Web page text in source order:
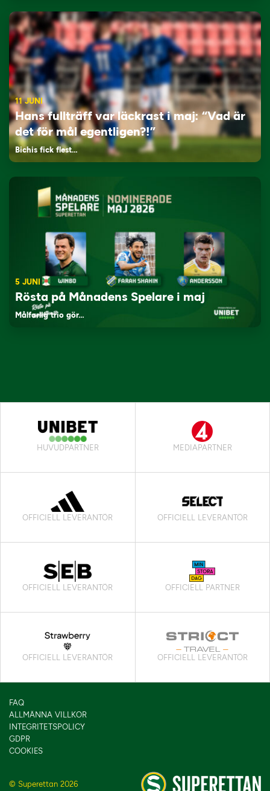
11 JUNI
Hans fullträff var läckrast i maj: “Vad är
det för mål egentligen?!”
Bichis fick flest…
5 JUNI
Rösta på Månadens Spelare i maj
Målfarlig trio gör…
HUVUDPARTNER MEDIAPARTNER
OFFICIELL LEVERANTÖR OFFICIELL LEVERANTÖR
OFFICIELL LEVERANTÖR OFFICIELL PARTNER
OFFICIELL LEVERANTÖR OFFICIELL LEVERANTÖR
© Superettan 2026
FAQ
ALLMÄNNA VILLKOR
INTEGRITETSPOLICY
GDPR
COOKIES